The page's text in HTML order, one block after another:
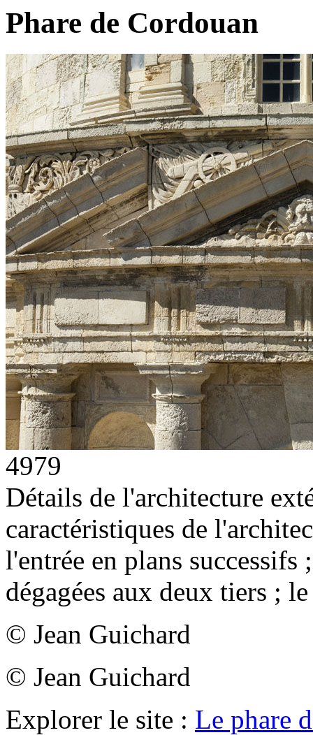
Phare de Cordouan
4979
Détails de l'architecture
caractéristiques de
l'entrée en plans
dégagées aux deux tiers ;
© Jean Guichard
© Jean Guichard
Explorer le site : Le phare